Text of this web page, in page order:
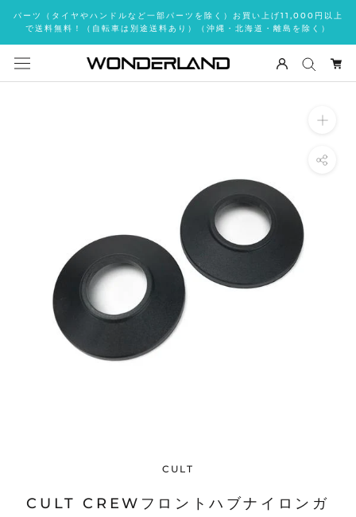
ッ
し
パーツ（タイヤやハンドルなど一部パーツを除く）お買い上げ11,000円以上
で送料無料！（自転車は別途送料あり）（沖縄・北海道・離島を除く）
CULT
CULT CREWフロントハブナイロンガ